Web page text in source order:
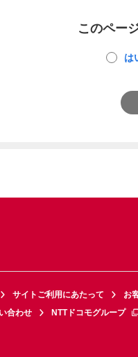
このペー
は
サイトご利用にあたって お
合わせ NTTドコモグループ